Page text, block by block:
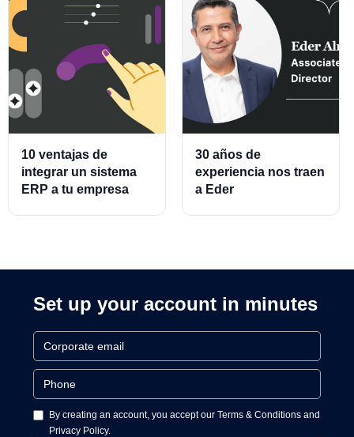
10 ventajas de
integrar un sistema
ERP a tu empresa
30 años de
experiencia nos traen
a Eder
Set up your account in minutes
By creating an account, you accept our Terms & Conditions and
Privacy Policy.